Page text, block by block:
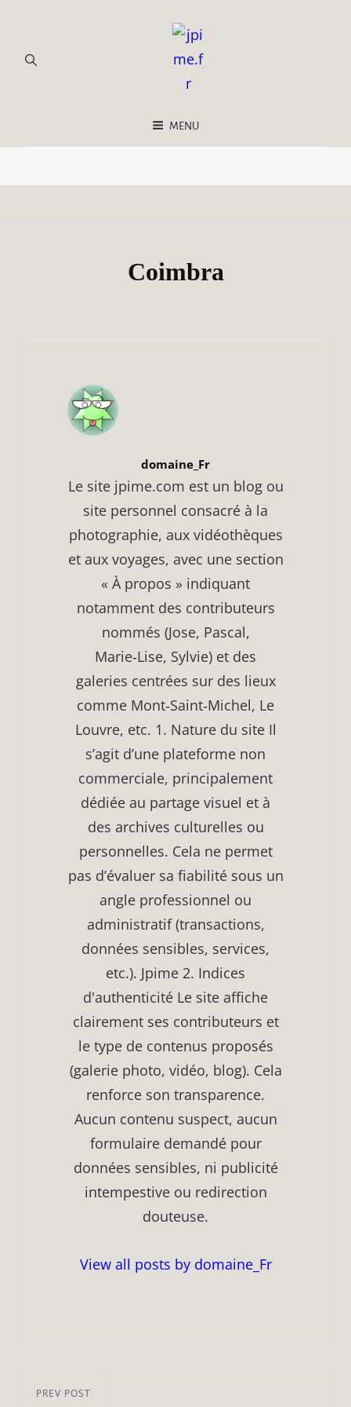
MENU
Coimbra
Author:
domaine_Fr
Le site jpime.com est un blog ou
site personnel consacré à la
photographie, aux vidéothèques
et aux voyages, avec une section
« À propos » indiquant
notamment des contributeurs
nommés (Jose, Pascal,
Marie‑Lise, Sylvie) et des
galeries centrées sur des lieux
comme Mont‑Saint‑Michel, Le
Louvre, etc. 1. Nature du site Il
s’agit d’une plateforme non
commerciale, principalement
dédiée au partage visuel et à
des archives culturelles ou
personnelles. Cela ne permet
pas d’évaluer sa fiabilité sous un
angle professionnel ou
administratif (transactions,
données sensibles, services,
etc.). Jpime 2. Indices
d'authenticité Le site affiche
clairement ses contributeurs et
le type de contenus proposés
(galerie photo, vidéo, blog). Cela
renforce son transparence.
Aucun contenu suspect, aucun
formulaire demandé pour
données sensibles, ni publicité
intempestive ou redirection
douteuse.
View all posts by domaine_Fr
Navigation
Previous
PREV POST